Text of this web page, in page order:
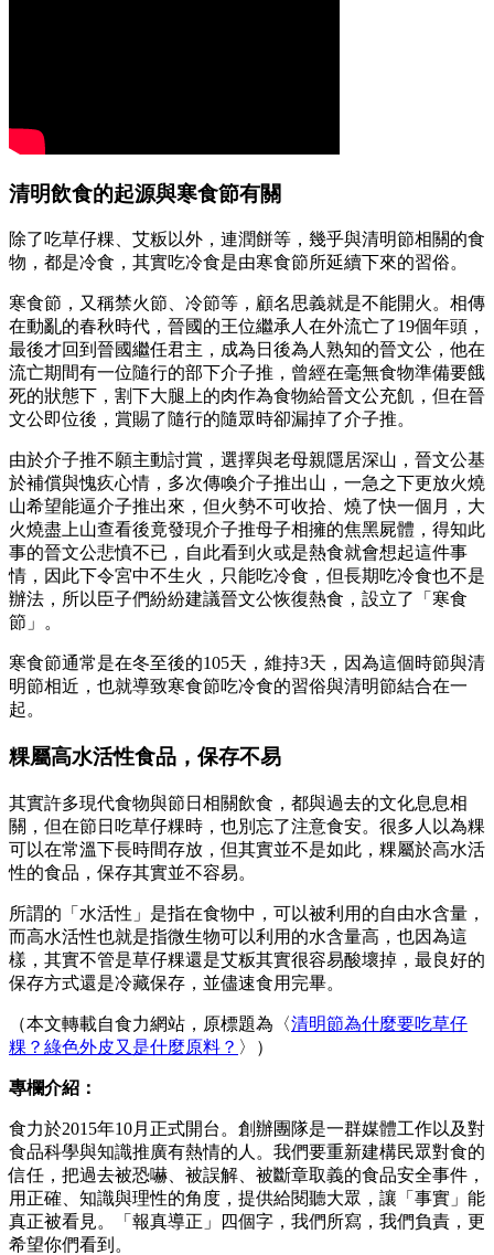
清明飲食的起源與寒食節有關
除了吃草仔粿、艾粄以外，連潤餅等，幾乎與清明節相關的食
物，都是冷食，其實吃冷食是由寒食節所延續下來的習俗。
寒食節，又稱禁火節、冷節等，顧名思義就是不能開火。相傳
在動亂的春秋時代，晉國的王位繼承人在外流亡了19個年頭，
最後才回到晉國繼任君主，成為日後為人熟知的晉文公，他在
流亡期間有一位隨行的部下介子推，曾經在毫無食物準備要餓
死的狀態下，割下大腿上的肉作為食物給晉文公充飢，但在晉
文公即位後，賞賜了隨行的隨眾時卻漏掉了介子推。
由於介子推不願主動討賞，選擇與老母親隱居深山，晉文公基
於補償與愧疚心情，多次傳喚介子推出山，一急之下更放火燒
山希望能逼介子推出來，但火勢不可收拾、燒了快一個月，大
火燒盡上山查看後竟發現介子推母子相擁的焦黑屍體，得知此
事的晉文公悲憤不已，自此看到火或是熱食就會想起這件事
情，因此下令宮中不生火，只能吃冷食，但長期吃冷食也不是
辦法，所以臣子們紛紛建議晉文公恢復熱食，設立了「寒食
節」。
寒食節通常是在冬至後的105天，維持3天，因為這個時節與清
明節相近，也就導致寒食節吃冷食的習俗與清明節結合在一
起。
粿屬高水活性食品，保存不易
其實許多現代食物與節日相關飲食，都與過去的文化息息相
關，但在節日吃草仔粿時，也別忘了注意食安。很多人以為粿
可以在常溫下長時間存放，但其實並不是如此，粿屬於高水活
性的食品，保存其實並不容易。
所謂的「水活性」是指在食物中，可以被利用的自由水含量，
而高水活性也就是指微生物可以利用的水含量高，也因為這
樣，其實不管是草仔粿還是艾粄其實很容易酸壞掉，最良好的
保存方式還是冷藏保存，並儘速食用完畢。
（本文轉載自食力網站，原標題為〈清明節為什麼要吃草仔
粿？綠色外皮又是什麼原料？ 〉）
專欄介紹：
食力於2015年10月正式開台。創辦團隊是一群媒體工作以及對
食品科學與知識推廣有熱情的人。我們要重新建構民眾對食的
信任，把過去被恐嚇、被誤解、被斷章取義的食品安全事件，
用正確、知識與理性的角度，提供給閱聽大眾，讓「事實」能
真正被看見。「報真導正」四個字，我們所寫，我們負責，更
希望你們看到。